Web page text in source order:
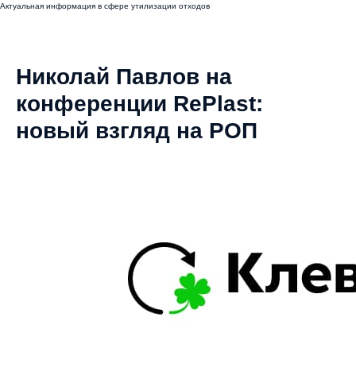
Актуальная информация в сфере утилизации отходов
Николай Павлов на
конференции RePlast:
новый взгляд на РОП